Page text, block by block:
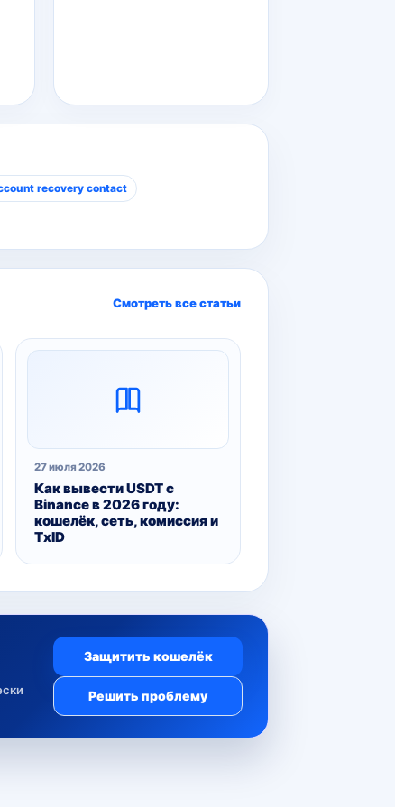
recovery contact
Смотреть все статьи
27 июля 2026
Как вывести USDT с
Binance в 2026 году:
кошелёк, сеть, комиссия и
TxID
Защитить кошелёк
Решить проблему